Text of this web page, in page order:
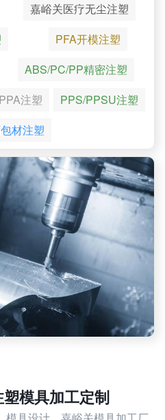
嘉峪关医疗无尘注塑
PFA开模注塑
ABS/PC/PP精密注塑
注塑
PPS/PPSU注塑
材注塑
模具加工定制